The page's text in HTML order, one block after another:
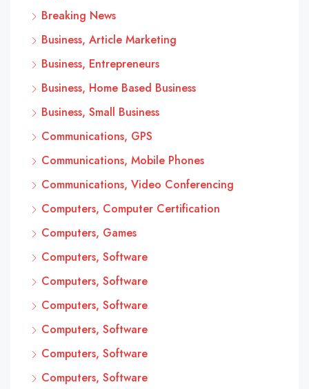
Breaking News
Business, Article Marketing
Business, Entrepreneurs
Business, Home Based Business
Business, Small Business
Communications, GPS
Communications, Mobile Phones
Communications, Video Conferencing
Computers, Computer Certification
Computers, Games
Computers, Software
Computers, Software
Computers, Software
Computers, Software
Computers, Software
Computers, Software